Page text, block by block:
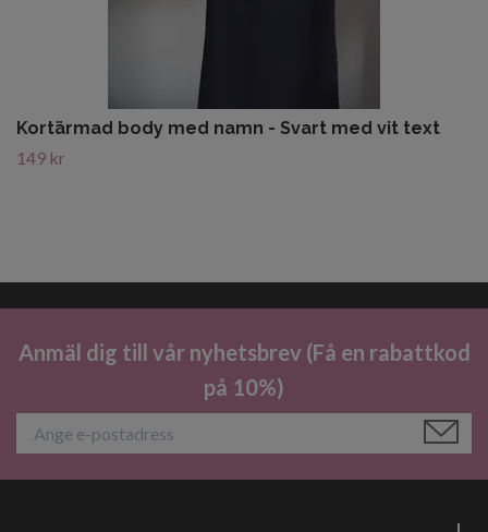
Kortärmad body med namn - Svart med vit text
149 kr
Anmäl dig till vår nyhetsbrev (Få en rabattkod
på 10%)